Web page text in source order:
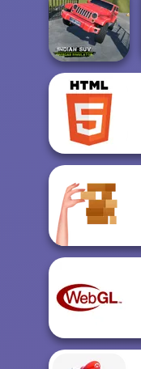
Mind Games for
2-3-4 Player
Indian SUV
Offroad
Simulator